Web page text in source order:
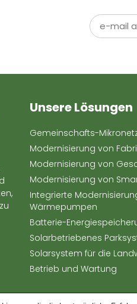
Unsere Lösungen
Gemeinschafts-
Modernisierung von
Modernisierung von
Modernisierung von
Integrierte
Wärmepumpen
Batterie-
Solarbetriebenes
Solarsystem für die
Betrieb und Wartung